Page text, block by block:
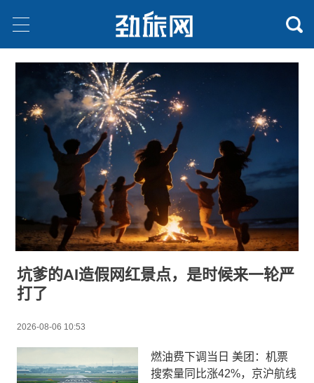
坑爹的AI造假网红景点，是时候来一轮严
打了
2026-08-06 10:53
燃油费下调当日 美团：机票
搜索量同比涨42%，京沪航线